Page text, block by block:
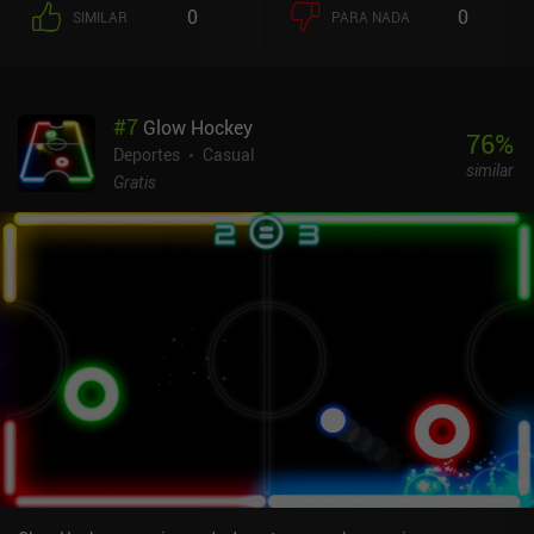
SIMILAR 0 PARA NADA 0
#7 Glow Hockey
Deportes
Casual
Gratis
76%
similar